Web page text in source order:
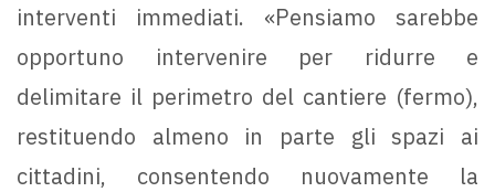
interventi immediati. «Pensiamo sarebbe
opportuno intervenire per ridurre e
delimitare il perimetro del cantiere (fermo),
restituendo almeno in parte gli spazi ai
cittadini, consentendo nuovamente la